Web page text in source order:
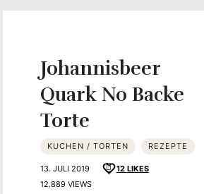
Johannisbeer
Quark No Backe
Torte
KUCHEN / TORTEN REZEPTE
13. JULI 2019 12 LIKES
12.889 VIEWS